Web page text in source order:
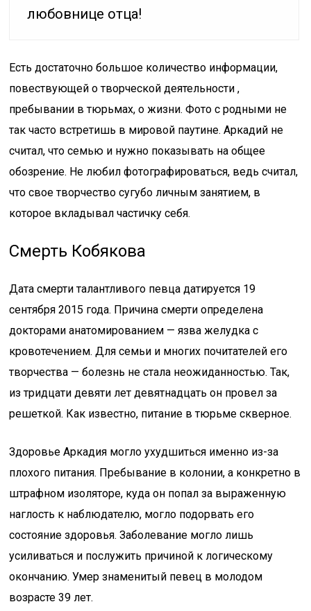
любовнице отца!
Есть достаточно большое количество информации,
повествующей о творческой деятельности ,
пребывании в тюрьмах, о жизни. Фото с родными не
так часто встретишь в мировой паутине. Аркадий не
считал, что семью и нужно показывать на общее
обозрение. Не любил фотографироваться, ведь считал,
что свое творчество сугубо личным занятием, в
которое вкладывал частичку себя.
Смерть Кобякова
Дата смерти талантливого певца датируется 19
сентября 2015 года. Причина смерти определена
докторами анатомированием — язва желудка с
кровотечением. Для семьи и многих почитателей его
творчества — болезнь не стала неожиданностью. Так,
из тридцати девяти лет девятнадцать он провел за
решеткой. Как известно, питание в тюрьме скверное.
Здоровье Аркадия могло ухудшиться именно из-за
плохого питания. Пребывание в колонии, а конкретно в
штрафном изоляторе, куда он попал за выраженную
наглость к наблюдателю, могло подорвать его
состояние здоровья. Заболевание могло лишь
усиливаться и послужить причиной к логическому
окончанию. Умер знаменитый певец в молодом
возрасте 39 лет.